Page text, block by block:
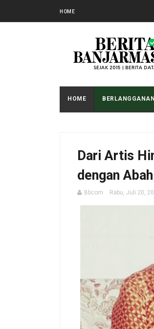
HOME
HOME BERLANGGANAN
Dari Artis
dengan
Bbcom Rabu, Juli 20,